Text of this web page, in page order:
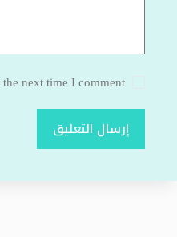
next time I comment.
إرسال التعليق